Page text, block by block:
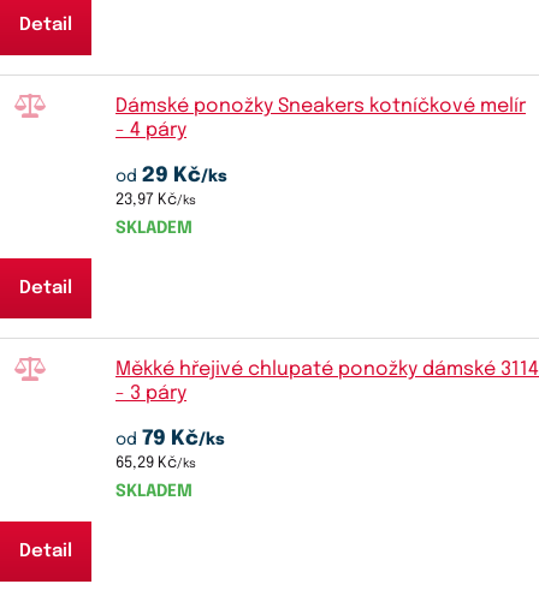
Detail
Dámské ponožky Sneakers kotníčkové melír
- 4 páry
od 29 Kč/ks
23,97 Kč/ks
SKLADEM
Detail
Měkké hřejivé chlupaté ponožky dámské 3114
- 3 páry
od 79 Kč/ks
65,29 Kč/ks
SKLADEM
Detail